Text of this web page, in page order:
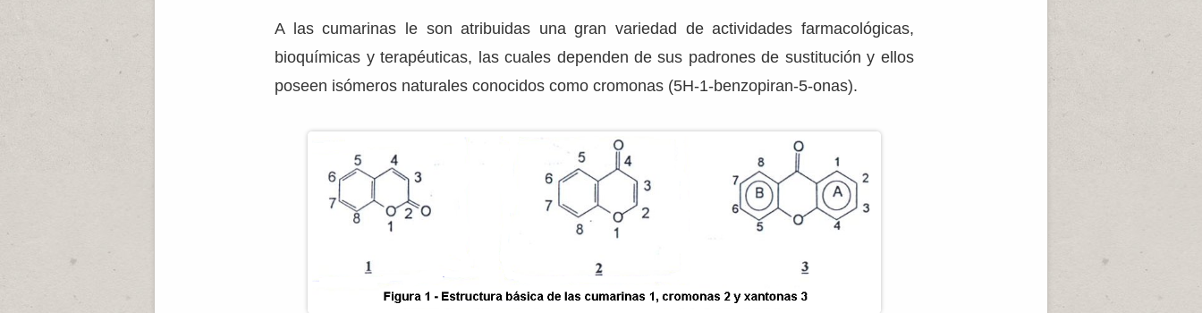
A las cumarinas le son atribuidas una gran variedad de actividades farmacológicas,
bioquímicas y terapéuticas, las cuales dependen de sus padrones de sustitución y ellos
poseen isómeros naturales conocidos como cromonas (5H-1-benzopiran-5-onas).